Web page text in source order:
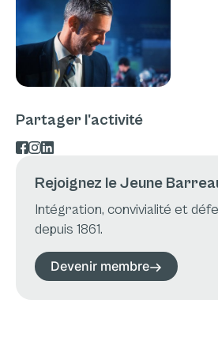
Partager l'activité
Rejoignez le Jeune
Intégration, convivialité et
depuis 1861.
Devenir membre